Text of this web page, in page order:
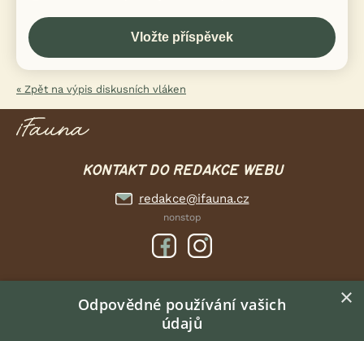
« Zpět na výpis diskusních vláken
KONTAKT DO REDAKCE WEBU
redakce@ifauna.cz
nonstop
DOMOVSKÁ STRÁNKA
INZERCE
×
Odpovědné používání vašich
údajů